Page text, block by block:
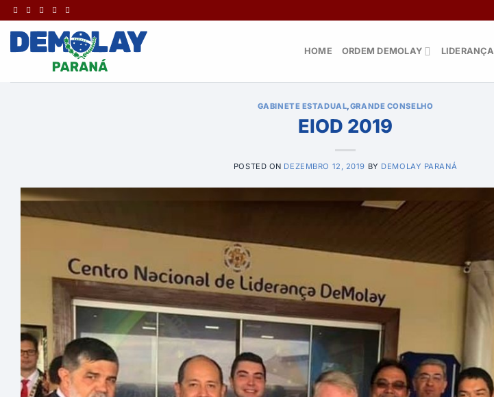
para
HOME ORDEM DEMOLAY LIDERANÇA
GABINETE ESTADUAL,GRANDE CONSELHO
ElOD 2019
POSTED ON DEZEMBRO 12, 2019 BY DEMOLAY PARANÁ